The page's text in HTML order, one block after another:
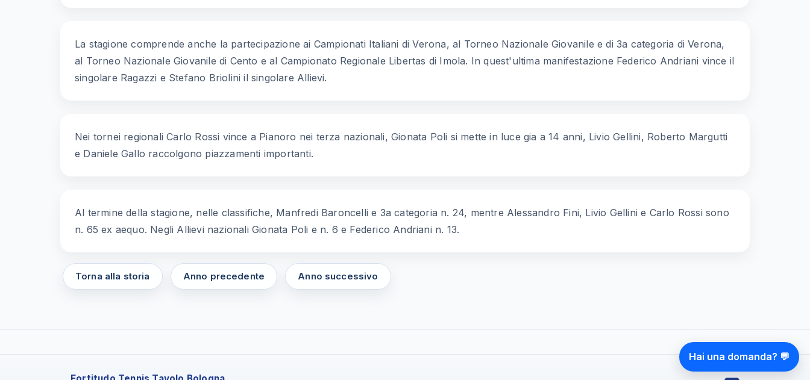
La stagione comprende anche la partecipazione ai Campionati Italiani di Verona, al Torneo Nazionale Giovanile e di 3a categoria di Verona,
al Torneo Nazionale Giovanile di Cento e al Campionato Regionale Libertas di Imola. In quest'ultima manifestazione Federico Andriani vince il
singolare Ragazzi e Stefano Briolini il singolare Allievi.
Nei tornei regionali Carlo Rossi vince a Pianoro nei terza nazionali, Gionata Poli si mette in luce gia a 14 anni, Livio Gellini, Roberto Margutti
e Daniele Gallo raccolgono piazzamenti importanti.
Al termine della stagione, nelle classifiche, Manfredi Baroncelli e 3a categoria n. 24, mentre Alessandro Fini, Livio Gellini e Carlo Rossi sono
n. 65 ex aequo. Negli Allievi nazionali Gionata Poli e n. 6 e Federico Andriani n. 13.
Torna alla storia Anno precedente Anno successivo
Hai una domanda? 💬